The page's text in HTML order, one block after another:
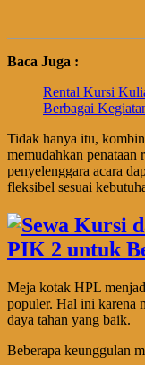
Baca Juga :
Rental Kursi
Berbagai
Tidak hanya itu,
memudahkan penataan
penyelenggara acara
fleksibel sesuai
Meja kotak HPL
populer. Hal ini karena
daya tahan yang baik.
Beberapa keunggulan